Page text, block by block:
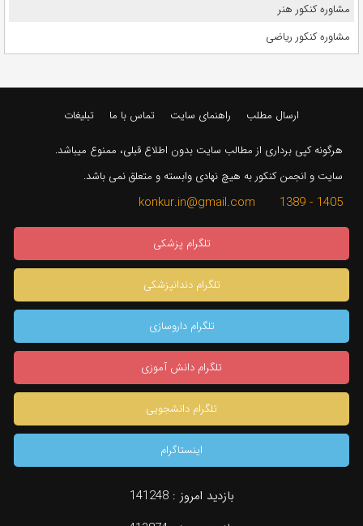
مشاوره کنکور هنر
مشاوره کنکور ریاضی
ارسال مطلب راهنمای سایت تماس با ما تبلیغات
هرگونه کپی برداری از مطالب سایت بدون اطلاع قبلی، ممنوع میباشد.
سایت و انجمن کنکور به هیچ نهادی وابسته و متعلق نمی باشد.
1405 - 1389 konkur.in@gmail.com
تلگرام پزشکی
تلگرام دندانپزشکی
تلگرام داروسازی
تلگرام دانش آموزی
تلگرام دانشجویی
اینستاگرام
بازدید امروز :141248